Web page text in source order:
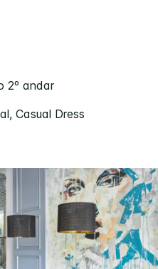
2º andar
Casual Dress